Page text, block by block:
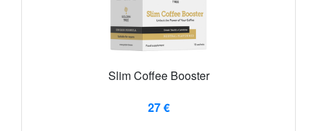
Slim Coffee Booster
27 €